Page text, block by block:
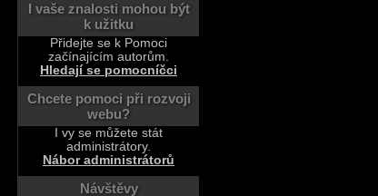
I vaše znalosti mohou být
k užitku
Přidejte se k Pomoci
začínajícím autorům.
Hledají se pomocníčci
Chcete pomoci při rozvoji
webu?
I vy se můžete stát
administrátory.
Nábor administrátorů
Návštěvy